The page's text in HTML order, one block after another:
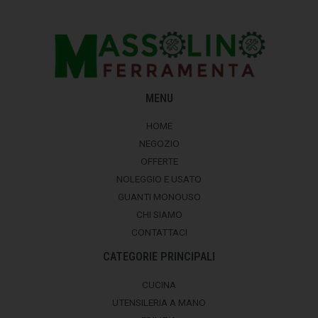
MENU
HOME
NEGOZIO
OFFERTE
NOLEGGIO E USATO
GUANTI MONOUSO
CHI SIAMO
CONTATTACI
CATEGORIE PRINCIPALI
CUCINA
UTENSILERIA A MANO